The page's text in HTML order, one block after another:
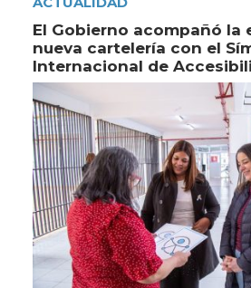
El Gobierno acompañó la
nueva cartelería con el
Internacional de